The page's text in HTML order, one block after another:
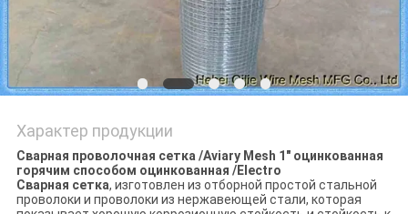
Характер продукции
Сварная проволочная сетка /Aviary Mesh 1" оцинкованная
горячим способом оцинкованная /Electro
Сварная сетка, изготовлен из отборной простой стальной
проволоки и проволоки из нержавеющей стали, которая